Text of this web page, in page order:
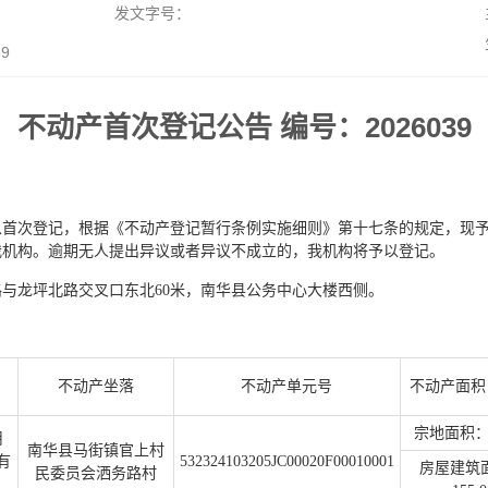
发文字号：
不动产首次登记公告 编号：2026039
次登记，根据《不动产登记暂行条例实施细则》第十七条的规定，现
构。逾期无人提出异议或者异议不成立的，我机构将予以登记。
龙坪北路交叉口东北60米，南华县公务中心大楼西侧。
不动产坐落 不动产单元号 不动产面
南华县马街镇官上村
民委员会洒务路村
532324103205JC00020F00010001
宗地面积
房屋建筑